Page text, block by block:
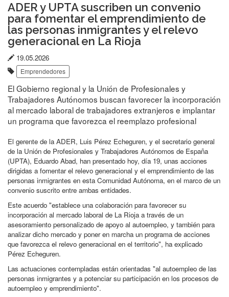
ADER y UPTA suscriben un convenio
para fomentar el emprendimiento de
las personas inmigrantes y el relevo
generacional en La Rioja
Fecha
de
publicación:
19.05.2026
Etiquetas:
Emprendedores
El Gobierno regional y la Unión de Profesionales y
Trabajadores Autónomos buscan favorecer la incorporación
al mercado laboral de trabajadores extranjeros e implantar
un programa que favorezca el reemplazo profesional
El gerente de la ADER, Luis Pérez Echeguren, y el secretario general
de la Unión de Profesionales y Trabajadores Autónomos de España
(UPTA), Eduardo Abad, han presentado hoy, día 19, unas acciones
dirigidas a fomentar el relevo generacional y el emprendimiento de las
personas inmigrantes en esta Comunidad Autónoma, en el marco de un
convenio suscrito entre ambas entidades.
Este acuerdo "establece una colaboración para favorecer su
incorporación al mercado laboral de La Rioja a través de un
asesoramiento personalizado de apoyo al autoempleo, y también para
analizar dicho mercado y poner en marcha un programa de acciones
que favorezca el relevo generacional en el territorio", ha explicado
Pérez Echeguren.
Las actuaciones contempladas están orientadas "al autoempleo de las
personas inmigrantes y a potenciar su participación en los procesos de
autoempleo y emprendimiento".